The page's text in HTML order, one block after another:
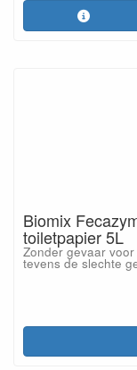
Biomix
toiletpapier 5L
Zonder gevaar
tevens de slechte